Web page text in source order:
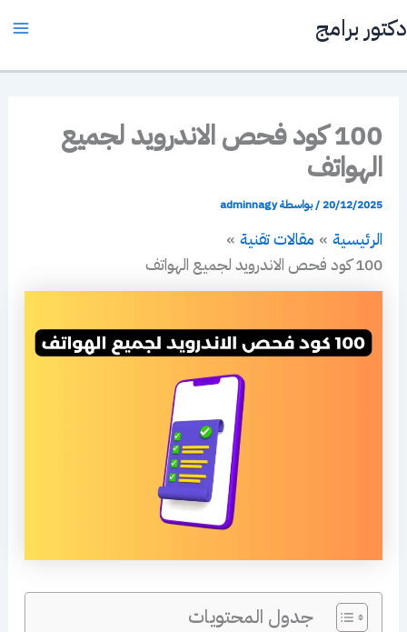
إلى
دكتور برامج
100 كود فحص الاندرويد لجميع
الهواتف
20/12/2025 / بواسطةadminnagy
الرئيسية
مقالات تقنية
100 كود فحص الاندرويد لجميع الهواتف
جدول المحتويات